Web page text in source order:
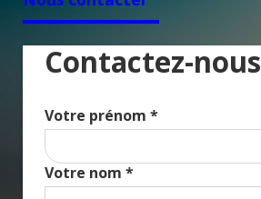
Contactez-nous
Votre prénom *
Votre nom *